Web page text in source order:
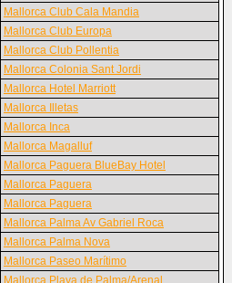
Mallorca Club Cala Mandia
Mallorca Club Europa
Mallorca Club Pollentia
Mallorca Colonia Sant Jordi
Mallorca Hotel Marriott
Mallorca Illetas
Mallorca Inca
Mallorca Magalluf
Mallorca Paguera BlueBay Hotel
Mallorca Paguera
Mallorca Paguera
Mallorca Palma Av Gabriel Roca
Mallorca Palma Nova
Mallorca Paseo Marítimo
Mallorca Playa de Palma/Arenal